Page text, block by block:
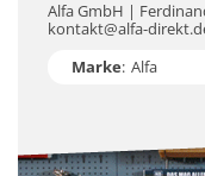
Alfa GmbH |
kontakt@alfa-
Marke: Alfa